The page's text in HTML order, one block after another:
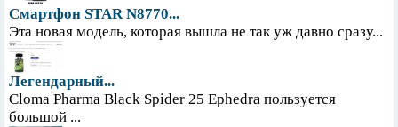
Смартфон STAR N8770...
Эта новая модель, которая вышла не так уж давно сразу...
Легендарный...
Cloma Pharma Black Spider 25 Ephedra пользуется
большой ...